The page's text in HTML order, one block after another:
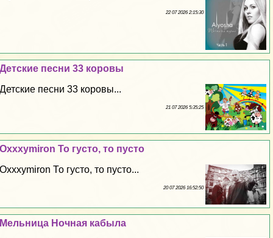
22 07 2026 2:15:30
Детские песни 33 коровы
Детские песни 33 коровы...
21 07 2026 5:35:25
Oxxxymiron То густо, то пусто
Oxxxymiron То густо, то пусто...
20 07 2026 16:52:50
Мельница Ночная кабыла